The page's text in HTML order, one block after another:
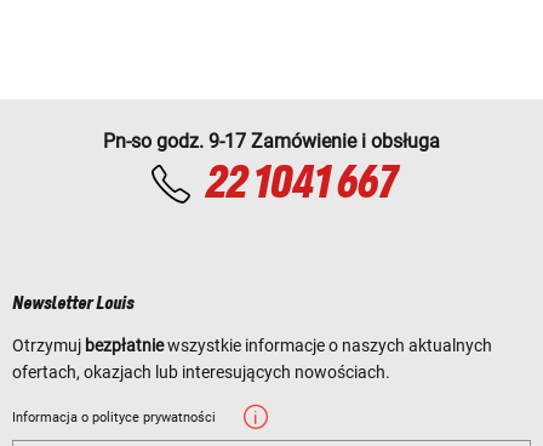
Pn-so godz. 9-17 Zamówienie i obsługa
22 1041 667
Newsletter Louis
Otrzymuj bezpłatniewszystkie informacje o naszych aktualnych
ofertach, okazjach lub interesujących nowościach.
Informacja o polityce prywatności